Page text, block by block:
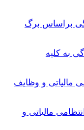
براساس برگ
به کلیه
مالیاتی و وظایف
مالیاتی و